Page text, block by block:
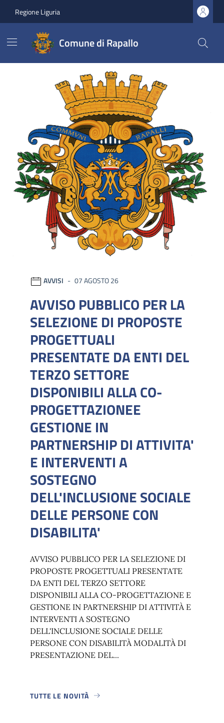
Regione Liguria
Comune di Rapallo
Comune di Rapallo
Ultime notizie
AVVISI 07 AGOSTO 26
AVVISO PUBBLICO PER LA
SELEZIONE DI PROPOSTE
PROGETTUALI
PRESENTATE DA ENTI DEL
TERZO SETTORE
DISPONIBILI ALLA CO-
PROGETTAZIONEE
GESTIONE IN
PARTNERSHIP DI ATTIVITA'
E INTERVENTI A
SOSTEGNO
DELL'INCLUSIONE SOCIALE
DELLE PERSONE CON
DISABILITA'
AVVISO PUBBLICO PER LA SELEZIONE DI
PROPOSTE PROGETTUALI PRESENTATE
DA ENTI DEL TERZO SETTORE
DISPONIBILI ALLA CO-PROGETTAZIONE E
GESTIONE IN PARTNERSHIP DI ATTIVITÀ E
INTERVENTI A SOSTEGNO
DELL'INCLUSIONE SOCIALE DELLE
PERSONE CON DISABILITÀ MODALITÀ DI
PRESENTAZIONE DEL...
TUTTE LE NOVITÀ